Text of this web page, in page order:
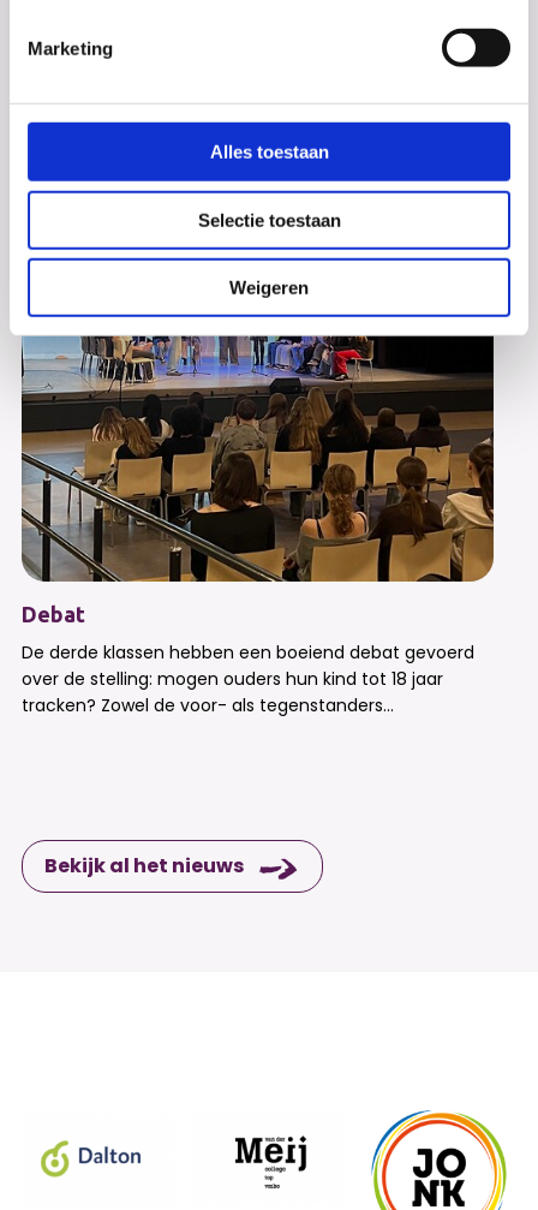
Marketing
Alles toestaan
Selectie toestaan
Weigeren
Examens!
De eerste twee dagen van het CSE zijn inmiddels
voorbij. Het Dalton College wenst al haar
examenleerlingen voor alle komende examens succes!
Debat
De derde klassen hebben een boeiend debat gevoerd
over de stelling: mogen ouders hun kind tot 18 jaar
tracken? Zowel de voor- als tegenstanders...
Bekijk al het nieuws